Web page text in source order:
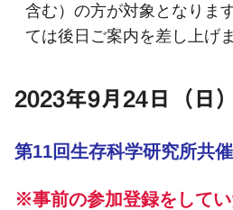
含む）の方が対象となりま
ては後日ご案内を差し上げま
2023年9月24日（日
第11回生存科学研究所共
※事前の参加登録をして